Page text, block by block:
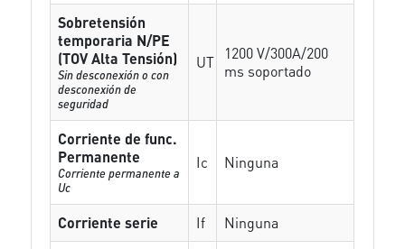
Sobretensión
temporaria N/PE
(TOV Alta Tensión)
Sin desconexión o con
desconexión de
seguridad
UT
1200 V/300A/200
ms soportado
Corriente de func.
Permanente
Corriente permanente a
Uc
Ic Ninguna
Corriente serie If
Ninguna